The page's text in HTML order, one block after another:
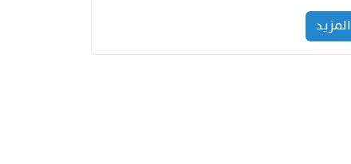
المزید